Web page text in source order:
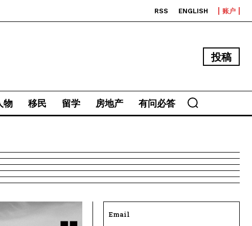
RSS ENGLISH 账户
投稿
物 移民 留学 房地产 有问必答